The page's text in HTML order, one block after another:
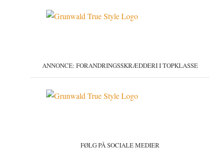
ANNONCE: FORANDRINGSSKRÆDDERI I TOPKLASSE
FØLG PÅ SOCIALE MEDIER